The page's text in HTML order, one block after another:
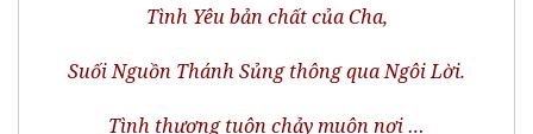
Tình Yêu bản chất của Cha,
Suối Nguồn Thánh Sủng thông qua Ngôi Lời.
Tình thương tuôn chảy muôn nơi …